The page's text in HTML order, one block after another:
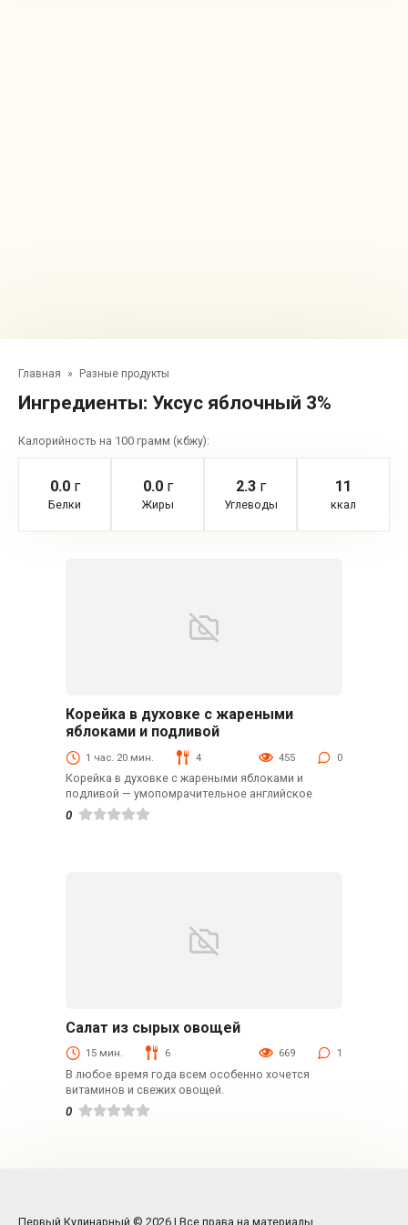
Главная » Разные продукты
Ингредиенты: Уксус яблочный 3%
Калорийность на 100 грамм (кбжу):
0.0г
Белки
0.0г
Жиры
2.3г
Углеводы
11
ккал
Вторые блюда
Корейка в духовке с жареными
яблоками и подливой
1 час. 20 мин. 4 455 0
Корейка в духовке с жареными яблоками и
подливой — умопомрачительное английское
0
Быстрые рецепты
Салат из сырых овощей
15 мин. 6 669 1
В любое время года всем особенно хочется
витаминов и свежих овощей.
0
Первый Кулинарный © 2026 | Все права на материалы,